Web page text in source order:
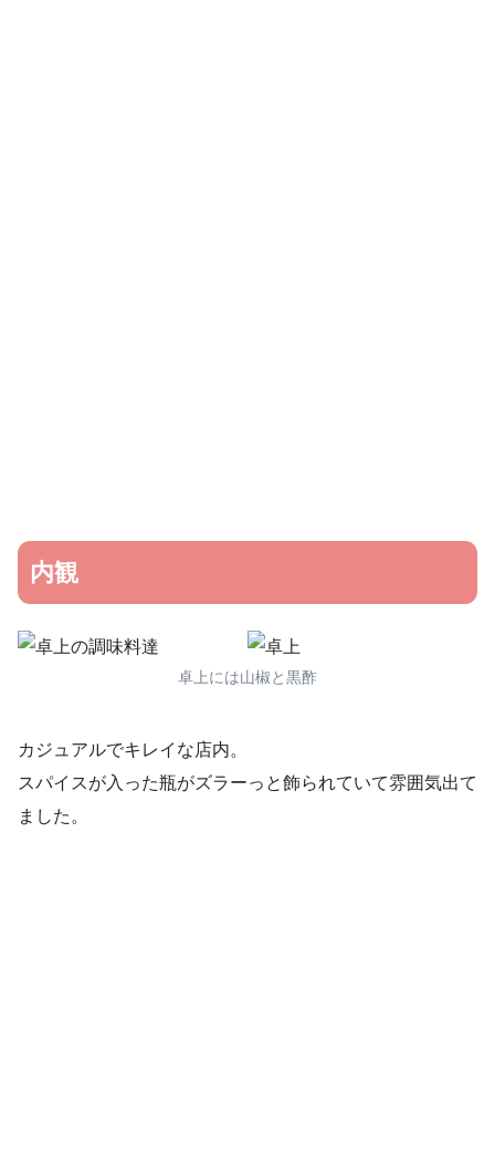
内観
卓上には山椒と黒酢
カジュアルでキレイな店内。
スパイスが入った瓶がズラーっと飾られていて雰囲気出て
ました。